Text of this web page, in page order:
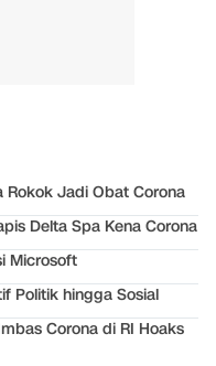
Rokok Jadi Obat Corona
Delta Spa Kena Corona
Microsoft
Politik hingga Sosial
Corona di RI Hoaks